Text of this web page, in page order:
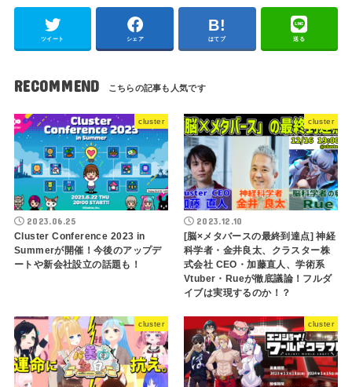
ツイート シェア はてブ 送る
RECOMMEND
cluster
2023.06.25
Cluster Conference 2023 in
Summerが開催！今後のアップデ
ートや新会社設立の話題も！
cluster
2023.12.10
[脳×メタバースの最終到達点] 神経
科学者・金井良太、クラスター株
式会社 CEO・加藤直人、学術系
Vtuber・Rueが徹底議論！フルダ
イブは実現するのか！？
cluster cluster